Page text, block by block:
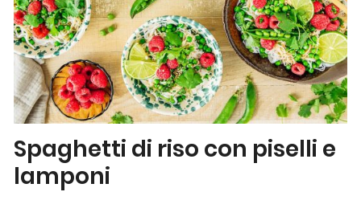
Spaghetti di riso con piselli e
lamponi